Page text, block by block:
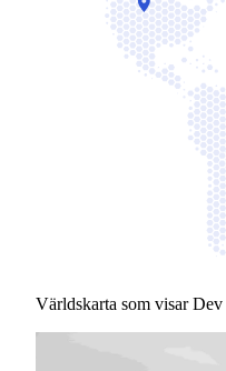
Världskarta som visar